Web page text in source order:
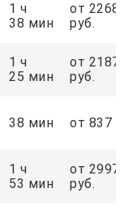
1 ч
38 мин
от 2268
руб.
1 ч
25 мин
от 2187
руб.
38 мин от 837
1 ч
53 мин
от 2997
руб.